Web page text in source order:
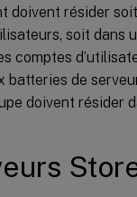
doivent résider
soit dans
comptes
batteries de
doivent résider